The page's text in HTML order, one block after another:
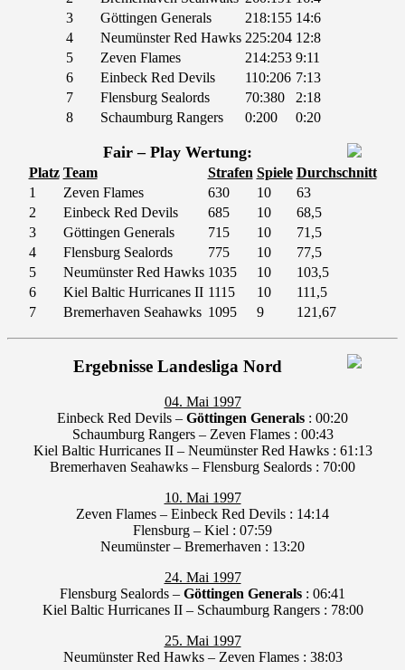
3
Göttingen Generals 218:155 14:6
4
Neumünster Red Hawks 225:204 12:8
5
Zeven Flames 214:253 9:11
6
Einbeck Red Devils 110:206 7:13
7
Flensburg Sealords 70:380
2:18
8
Schaumburg Rangers 0:200 0:20
Fair – Play Wertung:
Platz Team Strafen Spiele Durchschnitt
1
Zeven Flames 630 10
63
2
Einbeck Red Devils 685 10
68,5
3
Göttingen Generals 715 10
71,5
4
Flensburg Sealords 775 10
77,5
5
Neumünster Red Hawks 1035 10
103,5
6
Kiel Baltic Hurricanes II 1115 10
111,5
7
Bremerhaven Seahawks 1095 9 121,67
Ergebnisse Landesliga Nord
04. Mai 1997
Einbeck Red Devils – Göttingen Generals : 00:20
Schaumburg Rangers – Zeven Flames : 00:43
Kiel Baltic Hurricanes II – Neumünster Red Hawks : 61:13
Bremerhaven Seahawks – Flensburg Sealords : 70:00
10. Mai 1997
Zeven Flames – Einbeck Red Devils : 14:14
Flensburg – Kiel : 07:59
Neumünster – Bremerhaven : 13:20
24. Mai 1997
Flensburg Sealords – Göttingen Generals : 06:41
Kiel Baltic Hurricanes II – Schaumburg Rangers : 78:00
25. Mai 1997
Neumünster Red Hawks – Zeven Flames : 38:03